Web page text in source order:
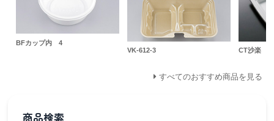
BFカップ内 4
VK-612-3
CT沙楽
すべてのおすすめ商品を見る
商品検索